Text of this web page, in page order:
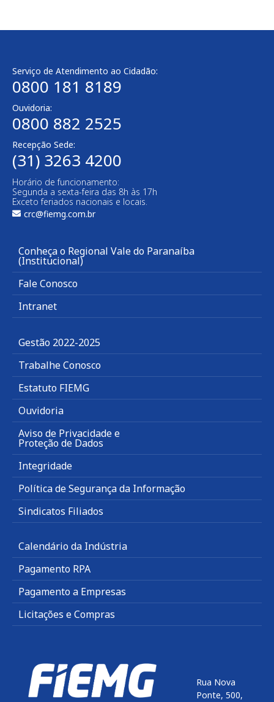
Serviço de Atendimento ao Cidadão:
0800 181 8189
Ouvidoria:
0800 882 2525
Recepção Sede:
(31) 3263 4200
Horário de funcionamento:
Segunda a sexta-feira das 8h às 17h
Exceto feriados nacionais e locais.
crc@fiemg.com.br
Conheça o Regional Vale do Paranaíba
(Institucional)
Fale Conosco
Intranet
Gestão 2022-2025
Trabalhe Conosco
Estatuto FIEMG
Ouvidoria
Aviso de Privacidade e
Proteção de Dados
Integridade
Política de Segurança da Informação
Sindicatos Filiados
Calendário da Indústria
Pagamento RPA
Pagamento a Empresas
Licitações e Compras
Rua Nova
Ponte, 500,